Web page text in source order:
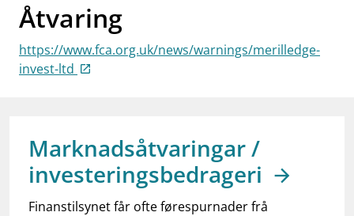
businessOm Finanstilsynet
mail_outlineKontakt oss
notifications_noneAbonner på nyhetsvarsel
Åtvaring
https://www.fca.org.uk/news/warnings/merilledge-
invest-ltd
Marknadsåtvaringar /
investeringsbedrageri
Finanstilsynet får ofte førespurnader frå